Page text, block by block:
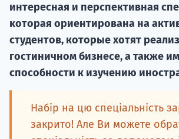
интересная и перспективная
которая ориентирована на
студентов, которые хотят
гостиничном бизнесе, а также
способности к изучению
Набір на цю спеціальність
закрито! Але Ви можете